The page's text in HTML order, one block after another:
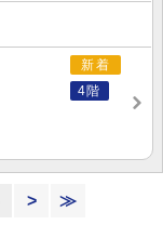
新着
4階
> ≫